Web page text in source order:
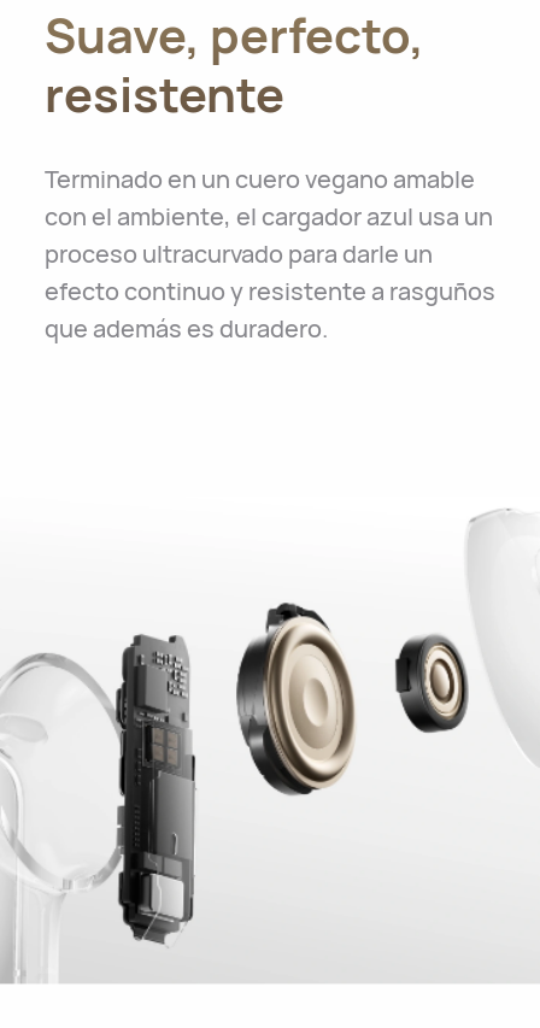
Suave, perfecto,
resistente
Terminado en un cuero vegano amable
con el ambiente, el cargador azul usa un
proceso ultracurvado para darle un
efecto continuo y resistente a rasguños
que además es duradero.